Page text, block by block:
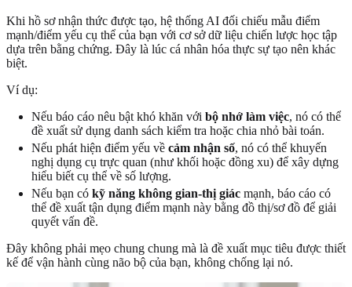
Khi hồ sơ nhận thức được tạo, hệ thống AI đối chiếu mẫu điểm
mạnh/điểm yếu cụ thể của bạn với cơ sở dữ liệu chiến lược học tập
dựa trên bằng chứng. Đây là lúc cá nhân hóa thực sự tạo nên khác
biệt.
Ví dụ:
Nếu báo cáo nêu bật khó khăn với bộ nhớ làm việc, nó có thể
đề xuất sử dụng danh sách kiểm tra hoặc chia nhỏ bài toán.
Nếu phát hiện điểm yếu về cảm nhận số, nó có thể khuyến
nghị dụng cụ trực quan (như khối hoặc đồng xu) để xây dựng
hiểu biết cụ thể về số lượng.
Nếu bạn có kỹ năng không gian-thị giác mạnh, báo cáo có
thể đề xuất tận dụng điểm mạnh này bằng đồ thị/sơ đồ để giải
quyết vấn đề.
Đây không phải mẹo chung chung mà là đề xuất mục tiêu được thiết
kế để vận hành cùng não bộ của bạn, không chống lại nó.